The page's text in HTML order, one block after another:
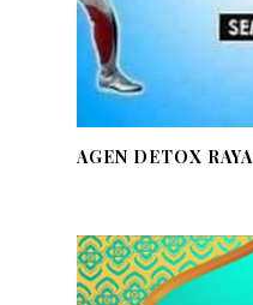
AGEN DETOX RAYA